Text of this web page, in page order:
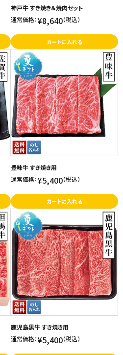
神戸牛 すき焼き＆焼肉セット
通常価格：¥8,640（税込）
カートに入れる
豊味牛 すき焼き用
通常価格：¥5,400（税込）
カートに入れる
鹿児島黒牛 すき焼き用
通常価格：¥5,400（税込）